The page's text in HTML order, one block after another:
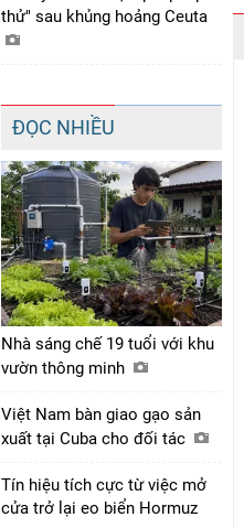
thử" sau khủng hoảng Ceuta
ĐỌC NHIỀU
Nhà sáng chế 19 tuổi với khu
vườn thông minh
Việt Nam bàn giao gạo sản
xuất tại Cuba cho đối tác
Tín hiệu tích cực từ việc mở
cửa trở lại eo biển Hormuz